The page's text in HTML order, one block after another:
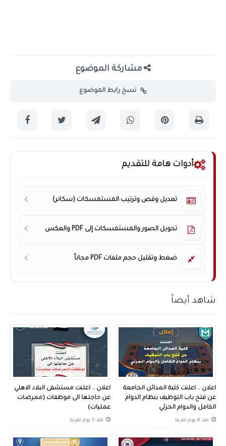
مشاركة الموضوع
نسخ رابط الموضوع
أدوات هامة للتقديم
تعديل وقص وترتيب المستمسكات (سكانر)
تحويل الصور والمستمسكات إلى PDF والعكس
ضغط وتقليل حجم ملفات PDF مجاناً
شاهد أيضاً
اعلان .. اعلنت كلية المدائن الجامعة
عن فتح باب التوظيف بنظام الدوام
الكامل والدوام الجزئي
منذ 4 يوم تقريبا
اعلان .. اعلنت مستشفى البلاد الاهلي
عن حاجتها الى موظفات (ممرضات
عمليات)
منذ 5 يوم تقريبا